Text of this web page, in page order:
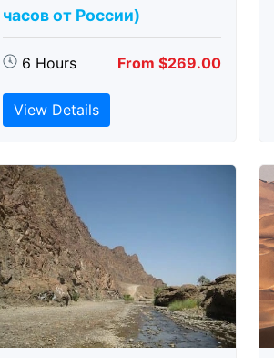
часов от России)
6 Hours From $269.00
View Details